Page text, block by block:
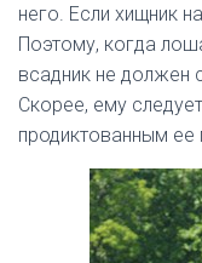
него. Если хищник
Поэтому, когда
всадник не должен
Скорее, ему
продиктованным ее